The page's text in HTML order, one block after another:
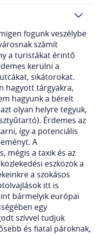
fogunk veszélybe
számít
a turistákat érintő
kerülni a
sikátorokat.
hagyott tárgyakra,
hagyunk a bérelt
olyan helyre tegyük,
Érdemes az
így a potenciális
A
mégis a taxik és az
eszközök a
a szokásos
itt is
bármelyik európai
egy
szívvel tudjuk
és fiatal pároknak,